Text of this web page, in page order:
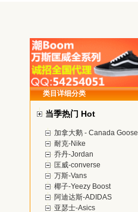
类目详细分类
当季热门 Hot
加拿大鹅 - Canada Goose
耐克-Nike
乔丹-Jordan
匡威-converse
万斯-Vans
椰子-Yeezy Boost
阿迪达斯-ADIDAS
亚瑟士-Asics